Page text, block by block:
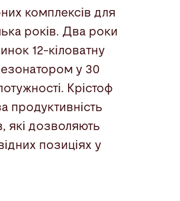
комплексів для
років. Два роки
12-кіловатну
у 30
Крістоф
продуктивність
які дозволяють
позиціях у